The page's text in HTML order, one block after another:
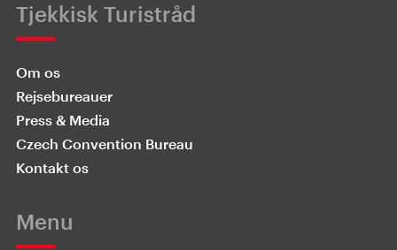
Tjekkisk Turistråd
Om os
Rejsebureauer
Press & Media
Czech Convention Bureau
Kontakt os
Menu